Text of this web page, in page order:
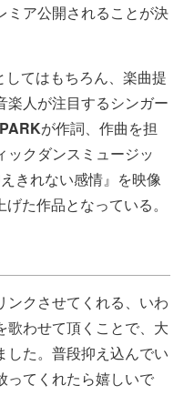
ミア公開されることが決
してはもちろん、楽曲提
楽人が注目するシンガー
が作詞、作曲を担
ックダンスミュージッ
きれない感情』を映像
た作品となっている。
ンクさせてくれる、いわ
歌わせて頂くことで、大
した。普段抑え込んでい
ってくれたら嬉しいで